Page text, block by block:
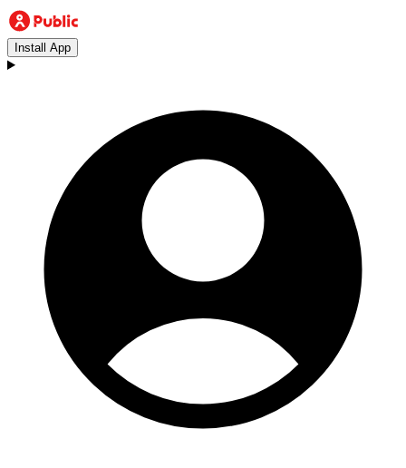
Install App